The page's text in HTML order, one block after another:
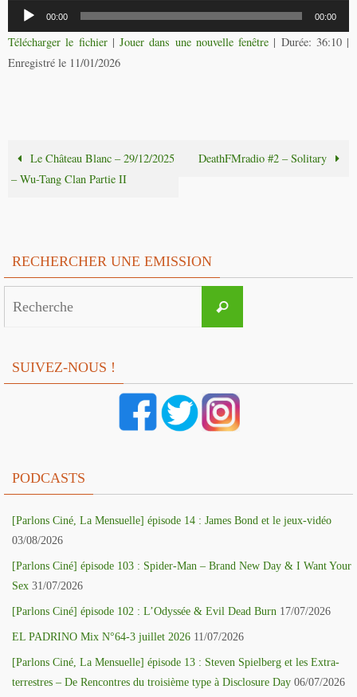
Lecteur
audio
00:00 00:00
Télécharger le fichier| Jouer dans une nouvelle fenêtre | Durée: 36:10|
Enregistré le 11/01/2026
Le Château Blanc – 29/12/2025
– Wu-Tang Clan Partie II
DeathFMradio #2 – Solitary
RECHERCHER UNE EMISSION
Recherche
SUIVEZ-NOUS !
PODCASTS
[Parlons Ciné, La Mensuelle] épisode 14 : James Bond et le jeux-vidéo
03/08/2026
[Parlons Ciné] épisode 103 : Spider-Man – Brand New Day & I Want Your
Sex 31/07/2026
[Parlons Ciné] épisode 102 : L’Odyssée & Evil Dead Burn 17/07/2026
EL PADRINO Mix N°64-3 juillet 2026 11/07/2026
[Parlons Ciné, La Mensuelle] épisode 13 : Steven Spielberg et les Extra-
terrestres – De Rencontres du troisième type à Disclosure Day 06/07/2026